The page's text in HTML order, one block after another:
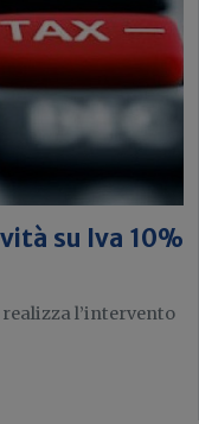
su Iva 10%
l’intervento